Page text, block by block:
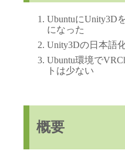
UbuntuにUnity3D
になった
Unity3Dの日本語
Ubuntu環境で
トは少ない
概要